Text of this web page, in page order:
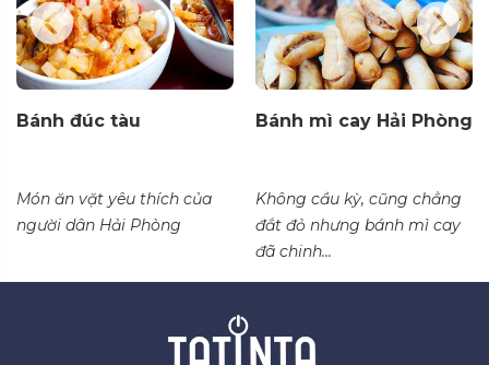
Bánh đúc tàu
Món ăn vặt yêu thích của
người dân Hải Phòng
Bánh mì cay Hải Phòng
Không cầu kỳ, cũng chẳng
đắt đỏ nhưng bánh mì cay
đã chinh...